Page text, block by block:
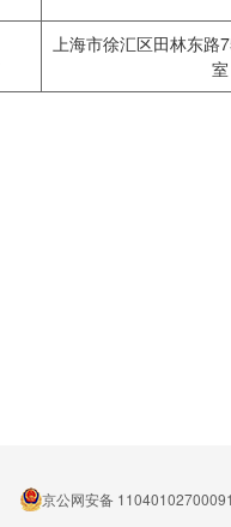
上海市徐汇区田林东路
室
京公网安备